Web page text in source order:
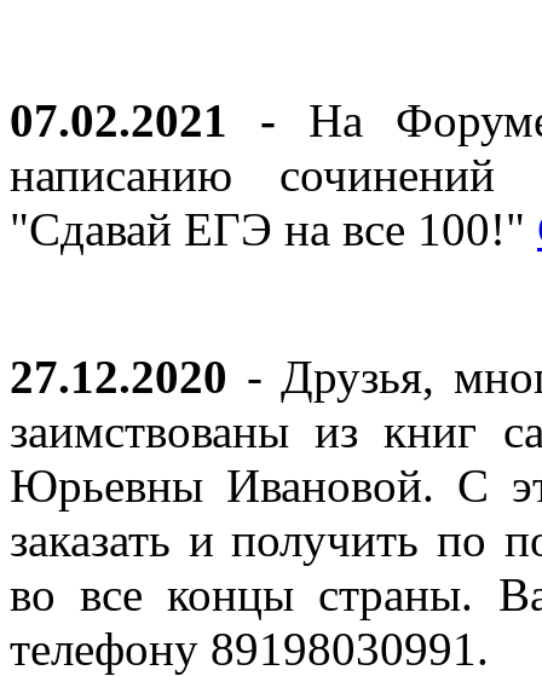
07.02.2021 - На
написанию
"Сдавай ЕГЭ на все 100!"
27.12.2020 - Друзья,
заимствованы из книг
Юрьевны Ивановой. С
заказать и получить по
во все концы страны.
телефону 89198030991.